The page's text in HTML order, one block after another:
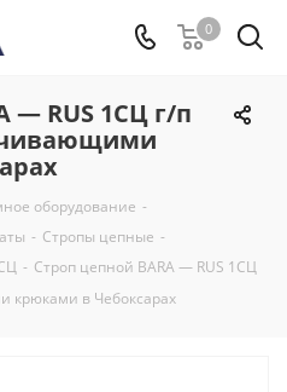
0
— RUS 1СЦ г/п
оборудование -
- Стропы цепные -
- Строп цепной BARA — RUS 1СЦ
крюками в Чебоксарах